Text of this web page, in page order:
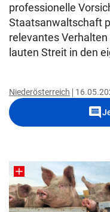
professionelle
Staatsanwaltschaft
relevantes
lauten Streit in den
Niederösterreich
comment